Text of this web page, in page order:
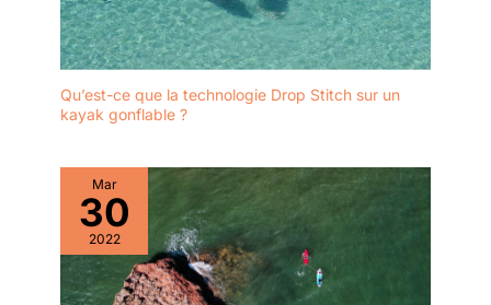
Qu’est-ce que la technologie Drop Stitch sur un
kayak gonflable ?
Mar
30
2022